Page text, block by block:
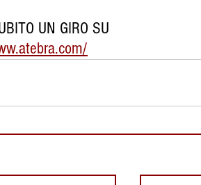
UN GIRO SU